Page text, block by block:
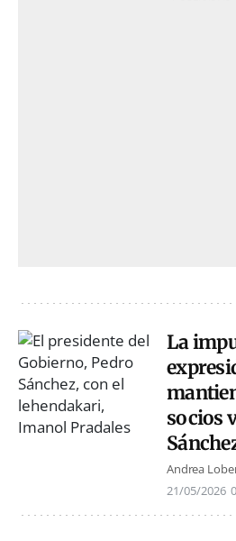
La
socios
Andrea
21/05/2026